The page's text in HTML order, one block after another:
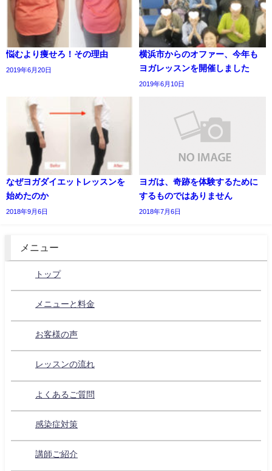
悩むより痩せろ！その理由
2019年6月20日
横浜市からのオファー、今年も
ヨガレッスンを開催しました
2019年6月10日
なぜヨガダイエットレッスンを
始めたのか
2018年9月6日
ヨガは、奇跡を体験するために
するものではありません
2018年7月6日
メニュー
トップ
メニューと料金
お客様の声
レッスンの流れ
よくあるご質問
感染症対策
講師ご紹介